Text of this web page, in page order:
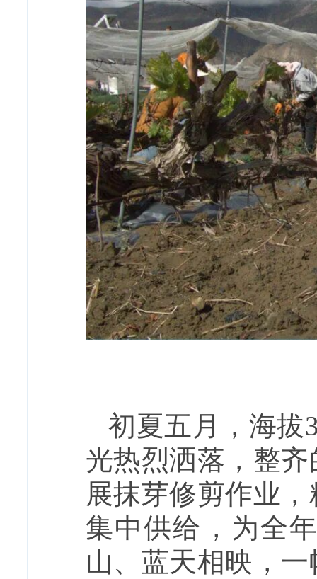
初夏五月，海拔
光热烈洒落，整
展抹芽修剪作业
集中供给，为全
山、蓝天相映，